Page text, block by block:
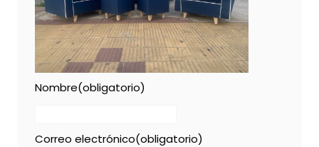
Nombre(obligatorio)
Correo electrónico(obligatorio)